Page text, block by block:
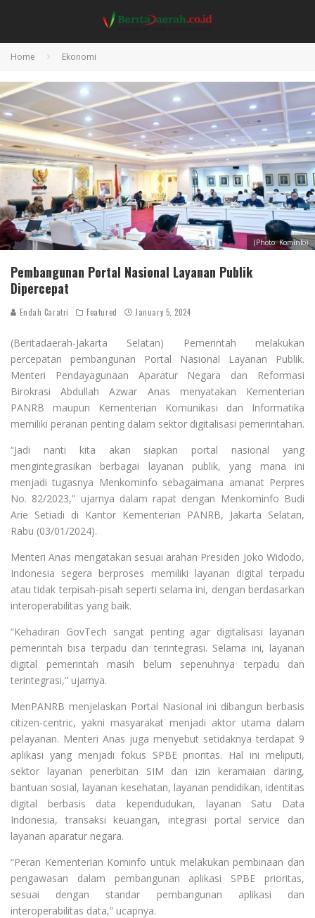
Home Ekonomi
(Photo: Kominfo)
Pembangunan Portal Nasional Layanan Publik
Dipercepat
Endah Caratri Featured January 5, 2024
(Beritadaerah-Jakarta Selatan) Pemerintah melakukan
percepatan pembangunan Portal Nasional Layanan Publik.
Menteri Pendayagunaan Aparatur Negara dan Reformasi
Birokrasi Abdullah Azwar Anas menyatakan Kementerian
PANRB maupun Kementerian Komunikasi dan Informatika
memiliki peranan penting dalam sektor digitalisasi pemerintahan.
“Jadi nanti kita akan siapkan portal nasional yang
mengintegrasikan berbagai layanan publik, yang mana ini
menjadi tugasnya Menkominfo sebagaimana amanat Perpres
No. 82/2023,” ujarnya dalam rapat dengan Menkominfo Budi
Arie Setiadi di Kantor Kementerian PANRB, Jakarta Selatan,
Rabu (03/01/2024).
Menteri Anas mengatakan sesuai arahan Presiden Joko Widodo,
Indonesia segera berproses memiliki layanan digital terpadu
atau tidak terpisah-pisah seperti selama ini, dengan berdasarkan
interoperabilitas yang baik.
“Kehadiran GovTech sangat penting agar digitalisasi layanan
pemerintah bisa terpadu dan terintegrasi. Selama ini, layanan
digital pemerintah masih belum sepenuhnya terpadu dan
terintegrasi,” ujarnya.
MenPANRB menjelaskan Portal Nasional ini dibangun berbasis
citizen-centric, yakni masyarakat menjadi aktor utama dalam
pelayanan. Menteri Anas juga menyebut setidaknya terdapat 9
aplikasi yang menjadi fokus SPBE prioritas. Hal ini meliputi,
sektor layanan penerbitan SIM dan izin keramaian daring,
bantuan sosial, layanan kesehatan, layanan pendidikan, identitas
digital berbasis data kependudukan, layanan Satu Data
Indonesia, transaksi keuangan, integrasi portal service dan
layanan aparatur negara.
“Peran Kementerian Kominfo untuk melakukan pembinaan dan
pengawasan dalam pembangunan aplikasi SPBE prioritas,
sesuai dengan standar pembangunan aplikasi dan
interoperabilitas data,” ucapnya.